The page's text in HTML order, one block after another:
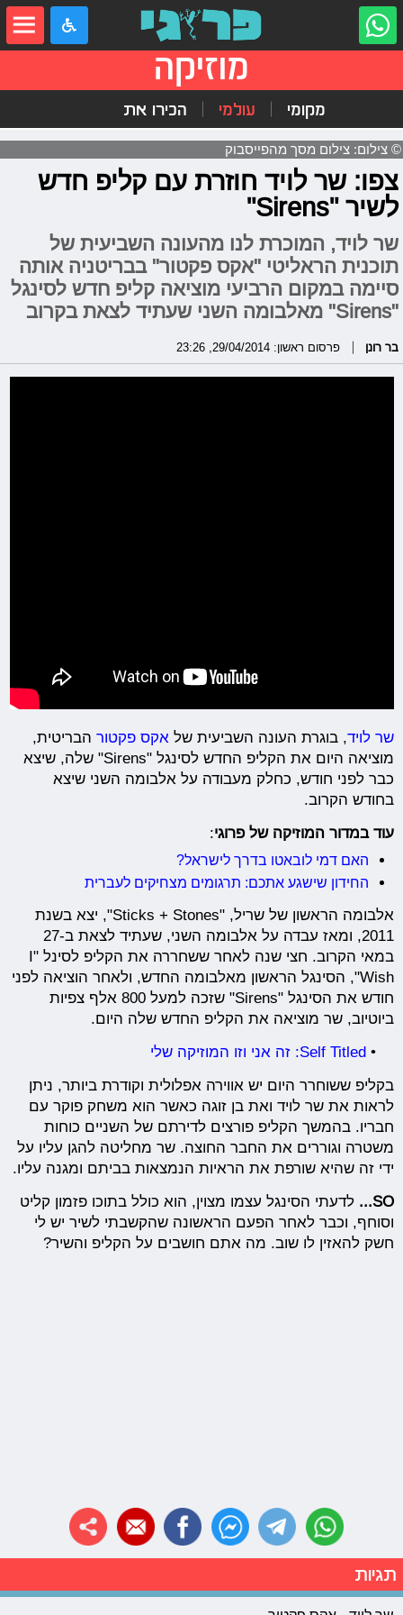
מוזיקה
מקומי עולמי הכירו את
© צילום: צילום מסך מהפייסבוק
צפו: שר לויד חוזרת עם קליפ חדש
לשיר "Sirens"
שר לויד, המוכרת לנו מהעונה השביעית של
תוכנית הראליטי "אקס פקטור" בבריטניה אותה
סיימה במקום הרביעי מוציאה קליפ חדש לסינגל
"Sirens" מאלבומה השני שעתיד לצאת בקרוב
בר רונן פרסום ראשון: 29/04/2014, 23:26
שר לויד, בוגרת העונה השביעית של אקס פקטור הבריטית,
מוציאה היום את הקליפ החדש לסינגל "Sirens" שלה, שיצא
כבר לפני חודש, כחלק מעבודה על אלבומה השני שיצא
בחודש הקרוב.
עוד במדור המוזיקה של פרוגי:
האם דמי לובאטו בדרך לישראל?
החידון שישגע אתכם: תרגומים מצחיקים לעברית
אלבומה הראשון של שריל, "Sticks + Stones", יצא בשנת
2011, ומאז עבדה על אלבומה השני, שעתיד לצאת ב-27
במאי הקרוב. חצי שנה לאחר ששחררה את הקליפ לסינל "I
Wish", הסינגל הראשון מאלבומה החדש, ולאחר הוציאה לפני
חודש את הסינגל "Sirens" שזכה למעל 800 אלף צפיות
ביוטיוב, שר מוציאה את הקליפ החדש שלה היום.
•Self Titled: זה אני וזו המוזיקה שלי
בקליפ ששוחרר היום יש אווירה אפלולית וקודרת ביותר, ניתן
לראות את שר לויד ואת בן זוגה כאשר הוא משחק פוקר עם
חבריו. בהמשך הקליפ פורצים לדירתם של השניים כוחות
משטרה וגוררים את החבר החוצה. שר מחליטה להגן עליו על
ידי זה שהיא שורפת את הראיות הנמצאות בביתם ומגנה עליו.
SO...
לדעתי הסינגל עצמו מצוין, הוא כולל בתוכו פזמון קליט
וסוחף, וכבר לאחר הפעם הראשונה שהקשבתי לשיר יש לי
חשק להאזין לו שוב. מה אתם חושבים על הקליפ והשיר?
תגיות